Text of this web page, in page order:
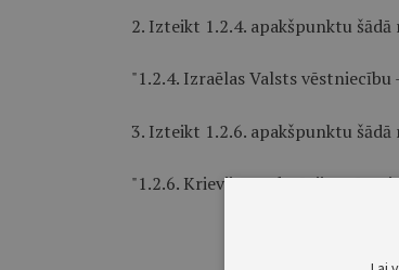
2. Izteikt 1.2.4. apakšpunktu šādā
"1.2.4. Izraēlas Valsts vēstniecību
3. Izteikt 1.2.6. apakšpunktu šādā
"1.2.6. Krievijas Federācijas